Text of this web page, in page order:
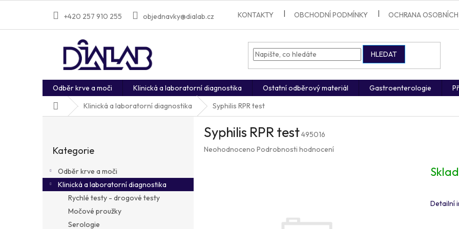
+420 257 910 255 objednavky@dialab.cz KONTAKTY OBCHODNÍ PODMÍNKY OCHRANA OSOBNÍCH
HLEDAT
Odběr krve a moči Klinická a laboratorní diagnostika Ostatní odběrový materiál Gastroenterologie
Domů Klinická a laboratorní diagnostika Syphilis RPR test
a
n
kategorie
Kategorie
Odběr krve a moči
Klinická a laboratorní diagnostika
Rychlé testy - drogové testy
Močové proužky
Serologie
Syphilis RPR test495016
Průměrné
Neohodnoceno Podrobnosti hodnocení
Detailní